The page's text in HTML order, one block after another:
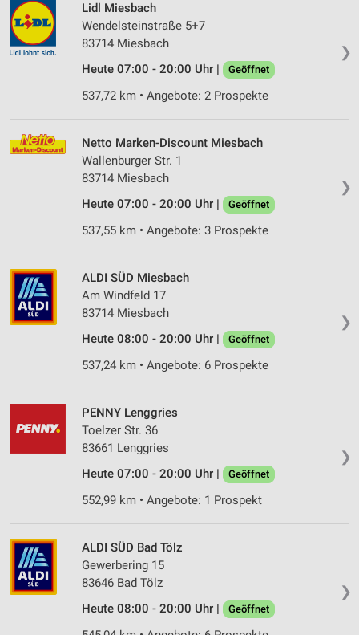
❯
Lidl Miesbach
Wendelsteinstraße 5+7
83714 Miesbach
Heute 07:00 - 20:00 Uhr |
Geöffnet
537,72 km • Angebote: 2 Prospekte
❯
Netto Marken-Discount Miesbach
Wallenburger Str. 1
83714 Miesbach
Heute 07:00 - 20:00 Uhr |
Geöffnet
537,55 km • Angebote: 3 Prospekte
❯
ALDI SÜD Miesbach
Am Windfeld 17
83714 Miesbach
Heute 08:00 - 20:00 Uhr |
Geöffnet
537,24 km • Angebote: 6 Prospekte
❯
PENNY Lenggries
Toelzer Str. 36
83661 Lenggries
Heute 07:00 - 20:00 Uhr |
Geöffnet
552,99 km • Angebote: 1 Prospekt
❯
ALDI SÜD Bad Tölz
Gewerbering 15
83646 Bad Tölz
Heute 08:00 - 20:00 Uhr |
Geöffnet